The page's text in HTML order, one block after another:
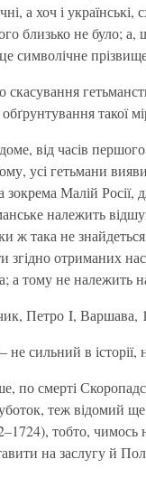
а хоч і
близько не було;
символічне
обґрунтування такої
від часів
усі гетьмани
зокрема Малій
належить
ж така не
згідно отриманих
а тому не належить
Петро I, Варшава,
сильний в історії,
по смерті
теж відомий
тобто, чимось
на заслугу й